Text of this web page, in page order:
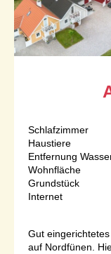
Schlafzimmer
Haustiere
Entfernung
Wohnfläche
Grundstück
Internet
Gut
auf Nordfünen.